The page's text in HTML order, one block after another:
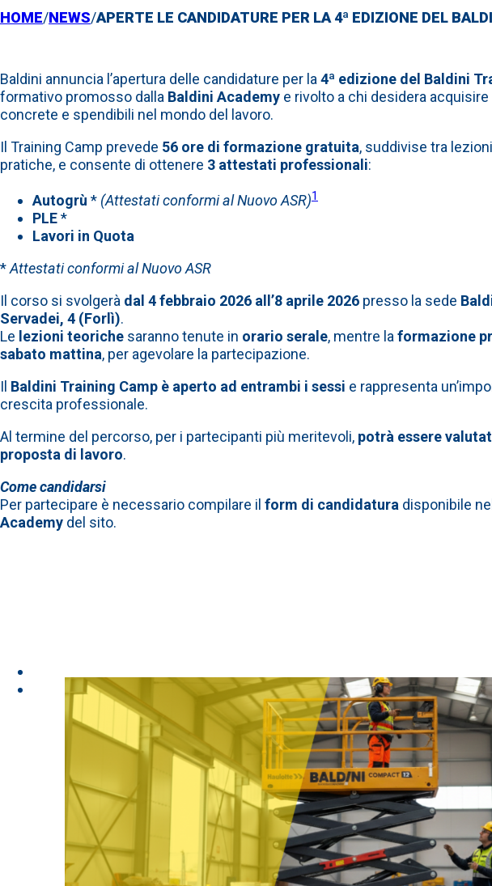
HOME/NEWS/APERTE LE CANDIDATURE PER LA 4ª EDIZIONE DEL
Baldini annuncia l’apertura delle candidature per la 4ª edizione del Baldini
formativo promosso dalla Baldini Academy e rivolto a chi desidera
concrete e spendibili nel mondo del lavoro.
Il Training Camp prevede 56 ore di formazione gratuita, suddivise tra
pratiche, e consente di ottenere 3 attestati professionali:
Autogrù * (Attestati conformi al Nuovo ASR)1
PLE*
Lavori in Quota
*Attestati conformi al Nuovo ASR
Il corso si svolgerà dal 4 febbraio 2026 all’8 aprile 2026 presso la sede
Servadei, 4 (Forlì).
Le lezioni teoriche saranno tenute in orario serale, mentre la formazione
sabato mattina, per agevolare la partecipazione.
Il Baldini Training Camp è aperto ad entrambi i sessi e rappresenta
crescita professionale.
Al termine del percorso, per i partecipanti più meritevoli, potrà essere
proposta di lavoro.
Come candidarsi
Per partecipare è necessario compilare il form di candidatura disponibile
Academy del sito.